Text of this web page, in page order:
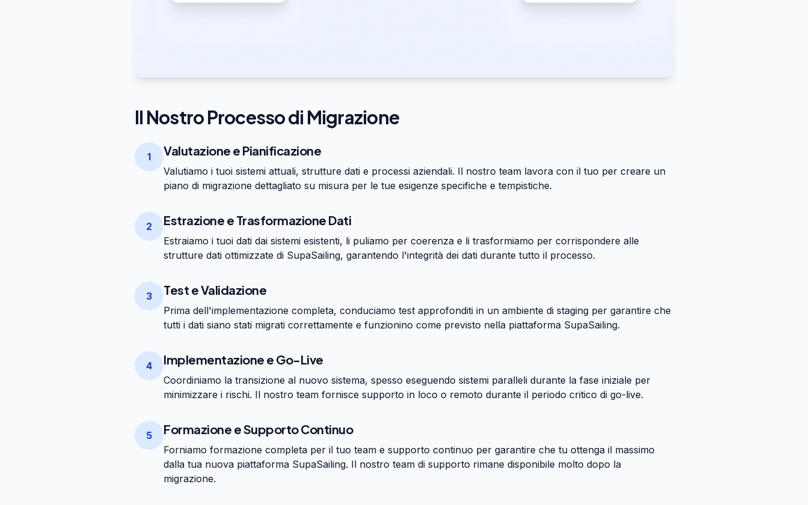
Il Nostro Processo di Migrazione
1 Valutazione e Pianificazione
Valutiamo i tuoi sistemi attuali, strutture dati e processi aziendali. Il nostro team lavora con il tuo per creare un
piano di migrazione dettagliato su misura per le tue esigenze specifiche e tempistiche.
2 Estrazione e Trasformazione Dati
Estraiamo i tuoi dati dai sistemi esistenti, li puliamo per coerenza e li trasformiamo per corrispondere alle
strutture dati ottimizzate di SupaSailing, garantendo l'integrità dei dati durante tutto il processo.
3 Test e Validazione
Prima dell'implementazione completa, conduciamo test approfonditi in un ambiente di staging per garantire che
tutti i dati siano stati migrati correttamente e funzionino come previsto nella piattaforma SupaSailing.
4 Implementazione e Go-Live
Coordiniamo la transizione al nuovo sistema, spesso eseguendo sistemi paralleli durante la fase iniziale per
minimizzare i rischi. Il nostro team fornisce supporto in loco o remoto durante il periodo critico di go-live.
5 Formazione e Supporto Continuo
Forniamo formazione completa per il tuo team e supporto continuo per garantire che tu ottenga il massimo
dalla tua nuova piattaforma SupaSailing. Il nostro team di supporto rimane disponibile molto dopo la
migrazione.